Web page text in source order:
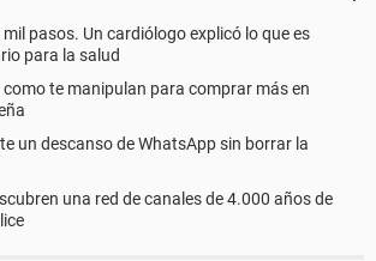
pasos. Un cardiólogo explicó lo que es
para la salud
como te manipulan para comprar más en
un descanso de WhatsApp sin borrar la
una red de canales de 4.000 años de